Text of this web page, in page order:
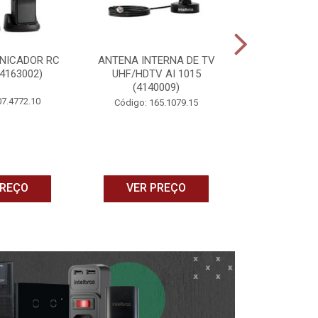
RC
ANTENA INTERNA DE TV
UHF/HDTV AI 1015
(4140009)
Código: 165.1079.15
VER PREÇO